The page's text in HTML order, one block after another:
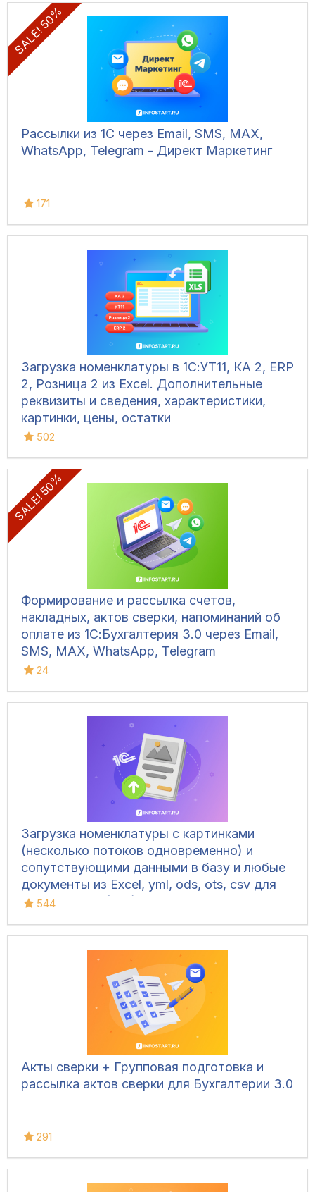
SALE! 50%
Рассылки из 1С через Email, SMS, MAX,
WhatsApp, Telegram - Директ Маркетинг
171
Загрузка номенклатуры в 1С:УТ11, КА 2, ERP
2, Розница 2 из Excel. Дополнительные
реквизиты и сведения, характеристики,
картинки, цены, остатки
502
SALE! 50%
Формирование и рассылка счетов,
накладных, актов сверки, напоминаний об
оплате из 1С:Бухгалтерия 3.0 через Email,
SMS, MAX, WhatsApp, Telegram
24
Загрузка номенклатуры c картинками
(несколько потоков одновременно) и
сопутствующими данными в базу и любые
документы из Excel, yml, ods, ots, csv для
УТ 10.3, УТ 11 (все), БП 3, КА 2, ERP 2, УНФ
544
Акты сверки + Групповая подготовка и
рассылка актов сверки для Бухгалтерии 3.0
291